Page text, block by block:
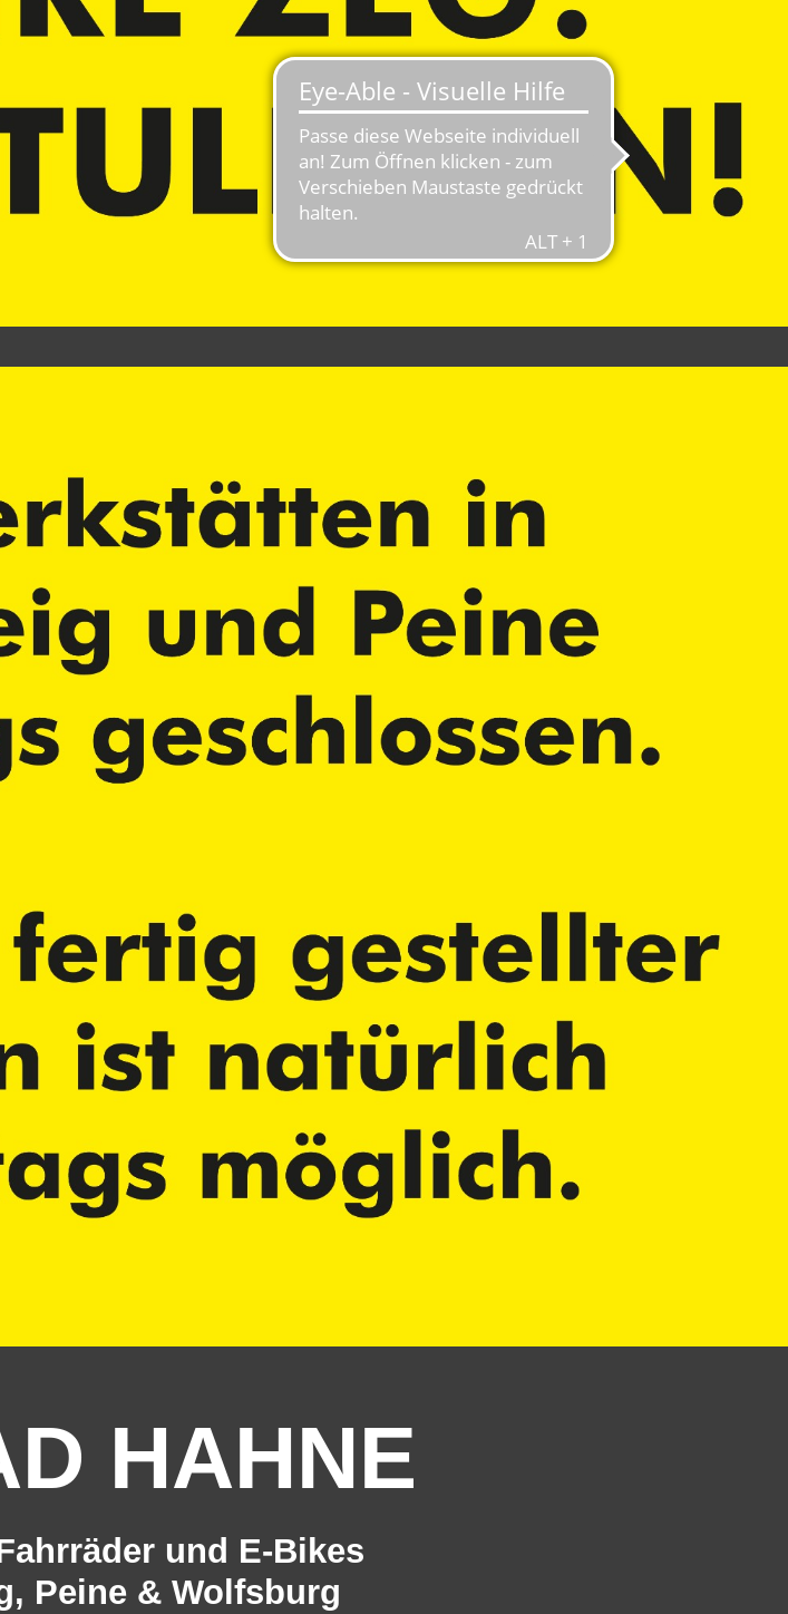
HAHNE
und E-Bikes
Peine & Wolfsburg